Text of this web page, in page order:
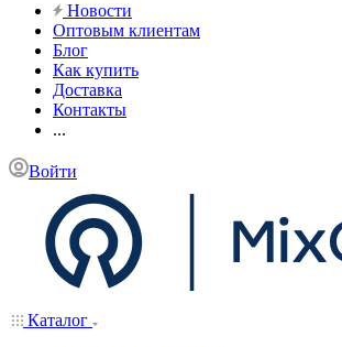
Новости
Оптовым клиентам
Блог
Как купить
Доставка
Контакты
...
Войти
Каталог